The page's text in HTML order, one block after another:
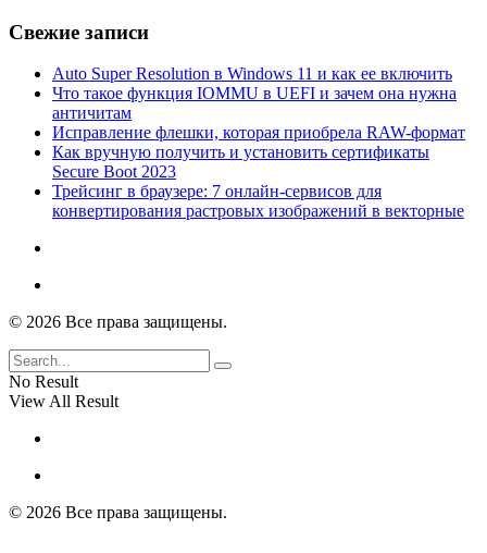
Свежие записи
Auto Super Resolution в Windows 11 и как ее включить
Что такое функция IOMMU в UEFI и зачем она нужна
античитам
Исправление флешки, которая приобрела RAW-формат
Как вручную получить и установить сертификаты
Secure Boot 2023
Трейсинг в браузере: 7 онлайн-сервисов для
конвертирования растровых изображений в векторные
© 2026 Все права защищены.
No Result
View All Result
© 2026 Все права защищены.